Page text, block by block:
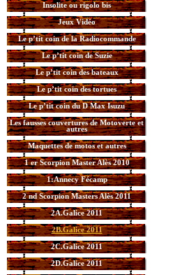
Insolite ou rigolo bis
Jeux Vidéo
Le p’tit coin de la Radiocommande
Le p’tit coin de Suzie
Le p’tit coin des bateaux
Le p’tit coin des tortues
Le p’tit coin du D Max Isuzu
Les fausses couvertures de Motoverte et
autres
Maquettes de motos et autres
1 er Scorpion Master Alès 2010
1:Annecy Fécamp
2 nd Scorpion Masters Alès 2011
2A.Galice 2011
2B.Galice 2011
2C.Galice 2011
2D.Galice 2011